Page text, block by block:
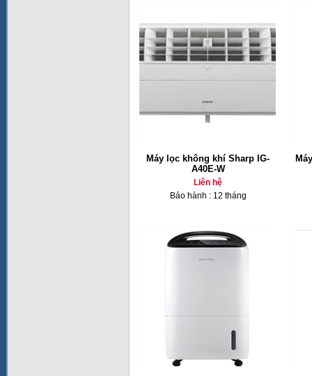
Máy lọc không khí Sharp IG-
A40E-W
Liên hệ
Bảo hành : 12 tháng